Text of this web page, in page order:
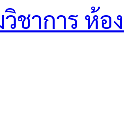
ชาการ ห้อ